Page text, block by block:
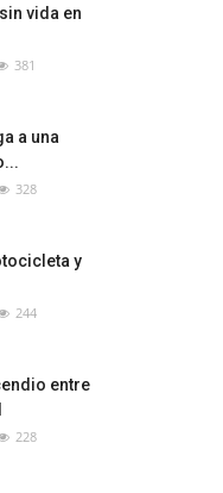
vida en
381
a una
328
y
244
entre
228